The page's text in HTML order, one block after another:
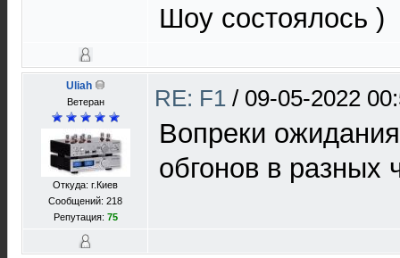
Шоу состоялось )
Uliah
Ветеран
Откуда: г.Киев
Сообщений: 218
Репутация: 75
RE: F1 / 09-05-2022
Вопреки
обгонов в разных